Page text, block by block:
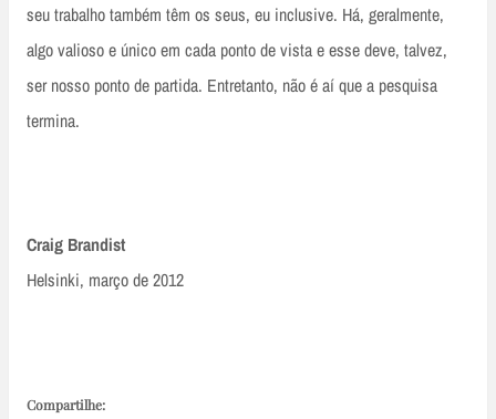
seu trabalho também têm os seus, eu inclusive. Há, geralmente,
algo valioso e único em cada ponto de vista e esse deve, talvez,
ser nosso ponto de partida. Entretanto, não é aí que a pesquisa
termina.
Craig Brandist
Helsinki, março de 2012
Compartilhe: